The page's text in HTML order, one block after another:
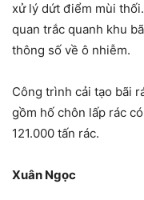
xử lý dứt điểm mùi
quan trắc quanh khu
thông số về ô nhiễm.
Công trình cải tạo bãi
gồm hố chôn lấp rác
121.000 tấn rác.
Xuân Ngọc